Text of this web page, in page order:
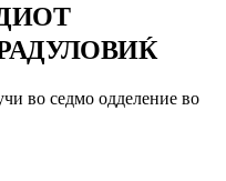
во седмо одделение во